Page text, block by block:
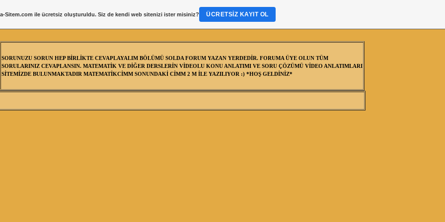
SORUNUZU SORUN HEP BİRLİKTE CEVAPLAYALIM BÖLÜMÜ SOLDA FORUM YAZAN YERDEDİR. FORUMA ÜYE OLUN TÜM
SORULARINIZ CEVAPLANSIN. MATEMATİK VE DİĞER DERSLERİN VİDEOLU KONU ANLATIMI VE SORU ÇÖZÜMÜ VİDEO ANLATIMLARI
SİTEMİZDE BULUNMAKTADIR MATEMATİKCİMM SONUNDAKİ CİMM 2 M İLE YAZILIYOR :) *HOŞ GELDİNİZ*
Sitem.com ile ücretsiz oluşturuldu. Siz de kendi web sitenizi ister misiniz? ÜCRETSIZ KAYIT OL